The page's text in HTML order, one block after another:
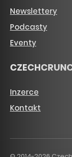
Newslettery
Podcasty
Eventy
Inzerce
Kontakt